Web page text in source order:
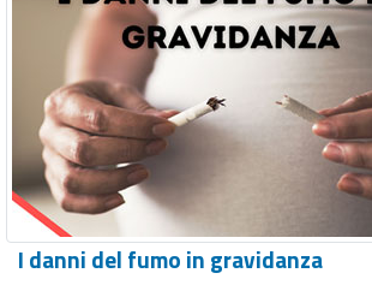
I danni del fumo in gravidanza